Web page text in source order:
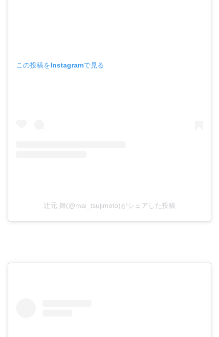
この投稿をInstagramで見る
辻元 舞(@mai_tsujimoto)がシェアした投稿